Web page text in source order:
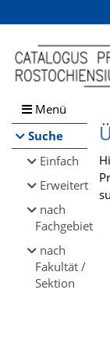
Browsen
direkt zum Inhalt
Menü
Suche
Einfach
Erweitert
nach
Fachgebiet
nach
Fakultät /
Sektion